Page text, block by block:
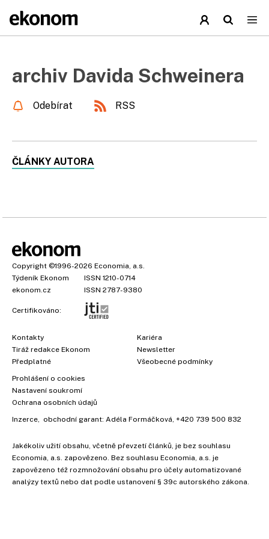
archiv Davida Schweinera
Odebírat RSS
ČLÁNKY AUTORA
Copyright ©1996-2026 Economia, a.s.
Týdeník Ekonom
ISSN 1210-0714
ekonom.cz
ISSN 2787-9380
Certifikováno:
Kontakty
Tiráž redakce Ekonom
Předplatné
Kariéra
Newsletter
Všeobecné podmínky
Prohlášení o cookies
Nastavení soukromí
Ochrana osobních údajů
Inzerce, obchodní garant: Adéla Formáčková, +420 739 500 832
Jakékoliv užití obsahu, včetně převzetí článků, je bez souhlasu
Economia, a.s. zapovězeno. Bez souhlasu Economia, a.s. je
zapovězeno též rozmnožování obsahu pro účely automatizované
analýzy textů nebo dat podle ustanovení § 39c autorského zákona.